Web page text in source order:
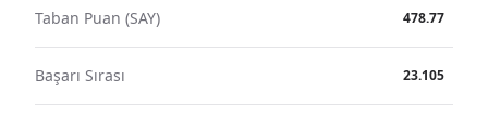
Taban Puan (SAY)
478.77
Başarı Sırası 23.105